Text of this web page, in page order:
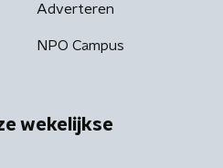
Adverteren
NPO Campus
wekelijkse